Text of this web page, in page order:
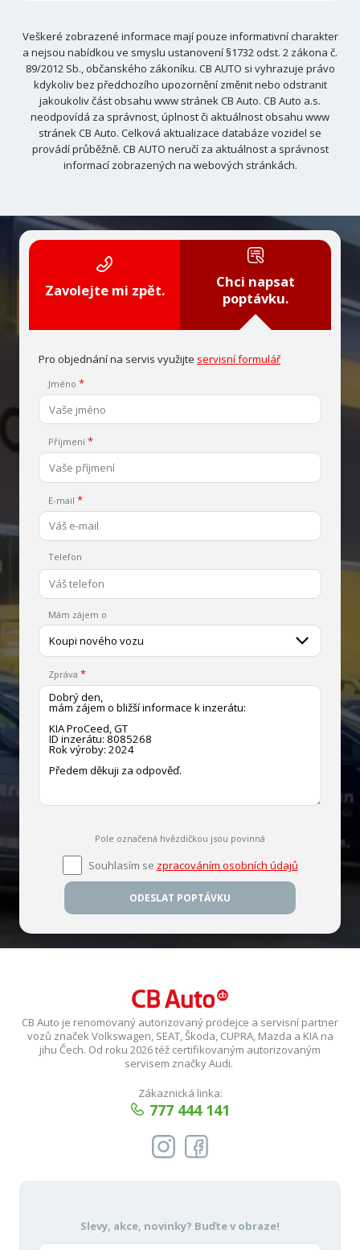
Veškeré zobrazené informace mají pouze informativní charakter
a nejsou nabídkou ve smyslu ustanovení §1732 odst. 2 zákona č.
89/2012 Sb., občanského zákoníku. CB AUTO si vyhrazuje právo
kdykoliv bez předchozího upozornění změnit nebo odstranit
jakoukoliv část obsahu www stránek CB Auto. CB Auto a.s.
neodpovídá za správnost, úplnost či aktuálnost obsahu www
stránek CB Auto. Celková aktualizace databáze vozidel se
provádí průběžně. CB AUTO neručí za aktuálnost a správnost
informací zobrazených na webových stránkách.
Zavolejte mi zpět.
Chci napsat
poptávku.
Pro objednání na servis využijte servisní formulář
Jméno
Příjmení
E-mail
Telefon
Mám zájem o
Koupi nového vozu
Zpráva
Pole označená hvězdičkou jsou povinná
Souhlasím se zpracováním osobních údajů
ODESLAT POPTÁVKU
CB Auto je renomovaný autorizovaný prodejce a servisní partner
vozů značek Volkswagen, SEAT, Škoda, CUPRA, Mazda a KIA na
jihu Čech. Od roku 2026 též certifikovaným autorizovaným
servisem značky Audi.
Zákaznická linka:
777 444 141
Slevy, akce, novinky? Buďte v obraze!